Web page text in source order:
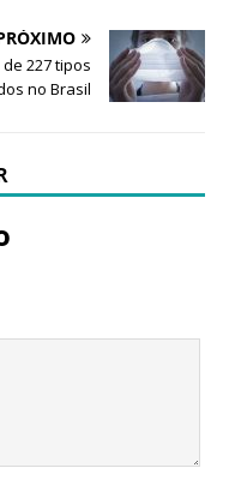
227 tipos
no Brasil